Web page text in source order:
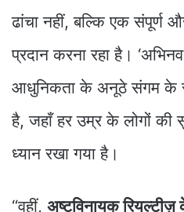
ढांचा नहीं, बल्कि एक संपूर्ण
प्रदान करना रहा है।
आधुनिकता के अनूठे संगम के
है, जहाँ हर उम्र के लोगों की
ध्यान रखा गया है।
“वहीं, अष्टविनायक